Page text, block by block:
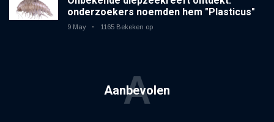
onderzoekers noemden hem "Plasticus"
9 May 1165 Bekeken op
Aanbevolen
A